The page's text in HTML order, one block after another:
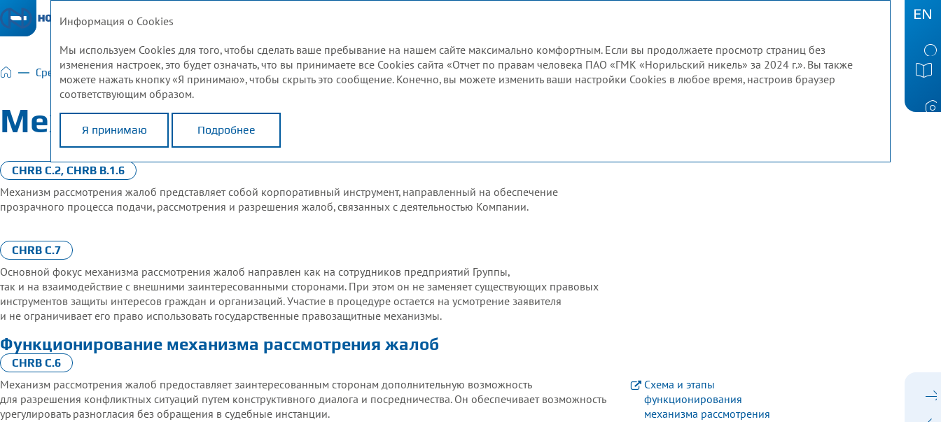
в 2014–2024 годах
прав человека
«Норникеля» до 2030 года
в области прав человека
«Норникеле»
системы должной осмотрительности в области прав человека?
в области прав человека в 2024 году
права человека
Служба корпоративного доверия
Механизм рассмотрения жалоб
Работа с жалобами коренных малочисленных народов
прав человека по итогам 2024 года
народов
об отчете
ООН в области предпринимательской деятельности в аспекте прав человека (UN Guiding Principles Reporting Framework)
в области прав человека (CHRB)
Глобального договора» ООН в России на Отчет по правам человека ПАО «ГМК «Норильский никель» за 2024 год
Средства правовой защиты и механизмы рассмотрения жалоб Механизм рассмотрения жалоб
Механизм рассмотрения жалоб
CHRB C.2, CHRB B.1.6
Механизм рассмотрения жалоб представляет собой корпоративный инструмент, направленный на обеспечение
прозрачного процесса подачи, рассмотрения и разрешения жалоб, связанных с деятельностью Компании.
CHRB C.7
Основной фокус механизма рассмотрения жалоб направлен как на сотрудников предприятий Группы,
так и на взаимодействие с внешними заинтересованными сторонами. При этом он не заменяет существующих правовых
инструментов защиты интересов граждан и организаций. Участие в процедуре остается на усмотрение заявителя
и не ограничивает его право использовать государственные правозащитные механизмы.
Функционирование механизма рассмотрения жалоб
CHRB C.6
Схема и этапы
функционирования
механизма рассмотрения
Механизм рассмотрения жалоб предоставляет заинтересованным сторонам дополнительную возможность
для разрешения конфликтных ситуаций путем конструктивного диалога и посредничества. Он обеспечивает возможность
урегулировать разногласия без обращения в судебные инстанции.
Информация о Cookies
Мы используем Cookies для того, чтобы сделать ваше пребывание на нашем сайте максимально комфортным. Если вы продолжаете просмотр страниц без
изменения настроек, это будет означать, что вы принимаете все Cookies сайта «Отчет по правам человека ПАО «ГМК «Норильский никель» за 2024 г.». Вы также
можете нажать кнопку «Я принимаю», чтобы скрыть это сообщение. Конечно, вы можете изменить ваши настройки Cookies в любое время, настроив браузер
соответствующим образом.
Я принимаю Подробнее